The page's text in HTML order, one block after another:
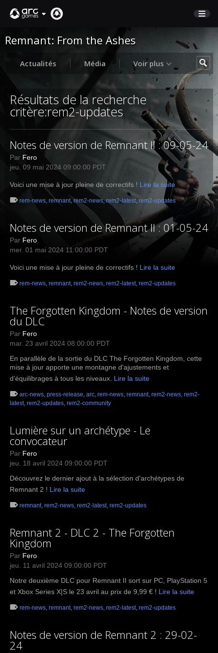
BOUTIQUE
Connexion
Deutsch
Français
Italiano
Pусский
Español
Remnant: From the Ashes
Actualités Média Voir plus
Résultats de la recherche
critère:rem2-updates
Notes de version de Remnant II : 09-05-24
Par Fero
jeu. 09 mai 2024 09:00:00 PDT
Voici une mise à jour pleine de correctifs ! Lire la suite
rem-news, remnant,rem2-news,rem2-latest, rem2-updates
Notes de version de Remnant II : 01-05-24
Par Fero
mer. 01 mai 2024 11:00:00 PDT
Voici une mise à jour pleine de correctifs ! Lire la suite
rem-news, remnant, rem2-news, rem2-latest, rem2-updates
The Forgotten Kingdom - Notes de version
du DLC
Par Fero
mar. 23 avril 2024 08:00:00 PDT
En parallèle de la sortie du DLC The Forgotten Kingdom, cette
mise à jour apporte une montagne d'ajustements et
d'équilibrages à tous les niveaux. Lire la suite
arc-news, press-release, arc, rem-news, remnant, rem2-news, rem2-
latest, rem2-updates, rem2-community
Lumière sur un archétype - Le
convocateur
Par Fero
jeu. 18 avril 2024 09:00:00 PDT
Découvrez le dernier ajout à la sélection d'archétypes de
Remnant 2 ! Lire la suite
remnant, rem2-news, rem2-latest, rem2-updates
Remnant 2 - DLC 2 - The Forgotten
Kingdom
Par Fero
jeu. 11 avril 2024 09:00:00 PDT
Notre deuxième DLC pour Remnant II sort sur PC, PlayStation 5
et Xbox Series X|S le 23 avril au prix de 9,99 € ! Lire la suite
rem-news, remnant, rem2-news, rem2-latest, rem2-updates
Notes de version de Remnant 2 : 29-02-
24